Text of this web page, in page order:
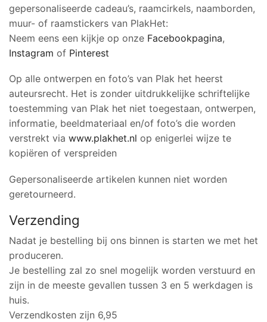
gepersonaliseerde cadeau’s, raamcirkels, naamborden,
muur- of raamstickers van PlakHet:
Neem eens een kijkje op onze Facebookpagina,
Instagram of Pinterest
Op alle ontwerpen en foto’s van Plak het heerst
auteursrecht. Het is zonder uitdrukkelijke schriftelijke
toestemming van Plak het niet toegestaan, ontwerpen,
informatie, beeldmateriaal en/of foto’s die worden
verstrekt via www.plakhet.nl op enigerlei wijze te
kopiëren of verspreiden
Gepersonaliseerde artikelen kunnen niet worden
geretourneerd.
Verzending
Nadat je bestelling bij ons binnen is starten we met het
produceren.
Je bestelling zal zo snel mogelijk worden verstuurd en
zijn in de meeste gevallen tussen 3 en 5 werkdagen is
huis.
Verzendkosten zijn 6,95